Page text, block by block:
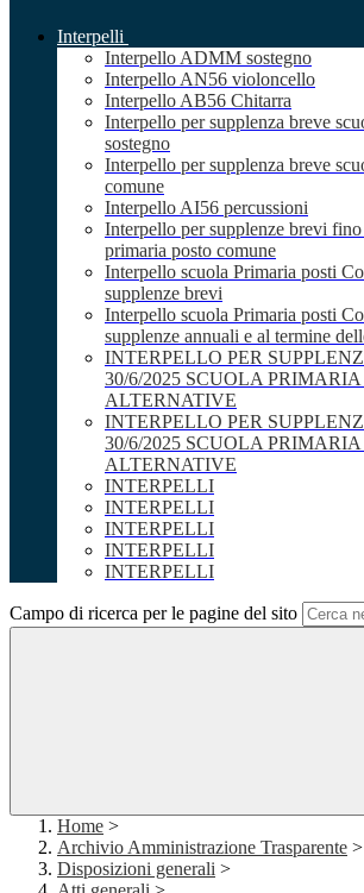
Interpelli
Interpello ADMM sostegno
Interpello AN56 violoncello
Interpello AB56 Chitarra
Interpello per supplenza breve
sostegno
Interpello per supplenza breve
comune
Interpello AI56 percussioni
Interpello per supplenze brevi
primaria posto comune
Interpello scuola Primaria posti
supplenze brevi
Interpello scuola Primaria posti
supplenze annuali e al termine
INTERPELLO PER
30/6/2025 SCUOLA
ALTERNATIVE
INTERPELLO PER
30/6/2025 SCUOLA
ALTERNATIVE
INTERPELLI
INTERPELLI
INTERPELLI
INTERPELLI
INTERPELLI
Campo di ricerca per le pagine del sito
Home >
Archivio Amministrazione Trasparente >
Disposizioni generali >